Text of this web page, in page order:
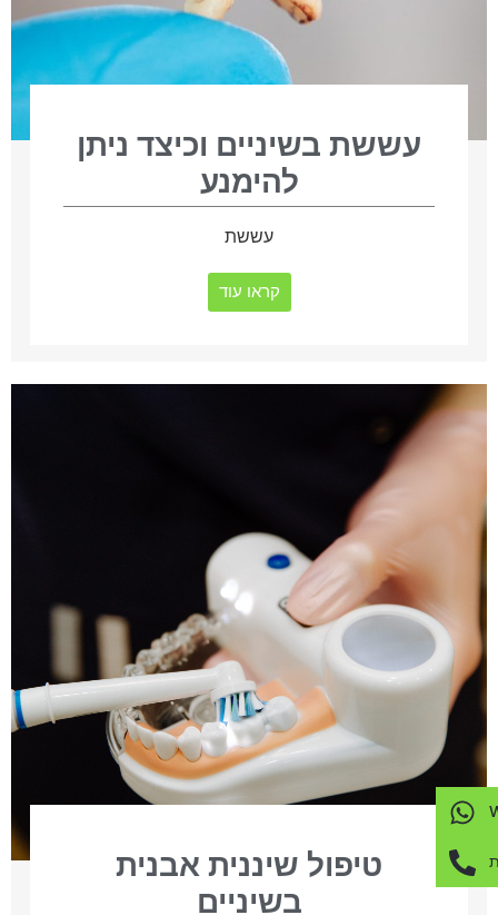
עששת בשיניים וכיצד ניתן
להימנע
עששת
קראו עוד
טיפול שיננית אבנית
בשיניים